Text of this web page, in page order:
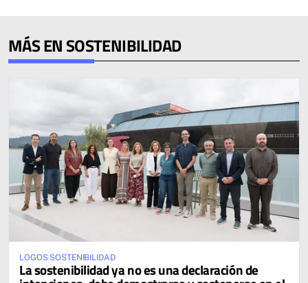
MÁS EN SOSTENIBILIDAD
LOGOS SOSTENIBILIDAD
La sostenibilidad ya no es una declaración de